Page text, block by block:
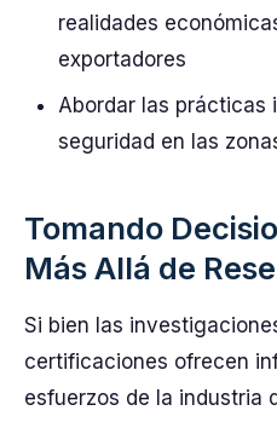
realidades
exportadores
Abordar las prácticas
seguridad en las
Tomando
Más Allá de
Si bien las
certificaciones ofrecen
esfuerzos de la industria